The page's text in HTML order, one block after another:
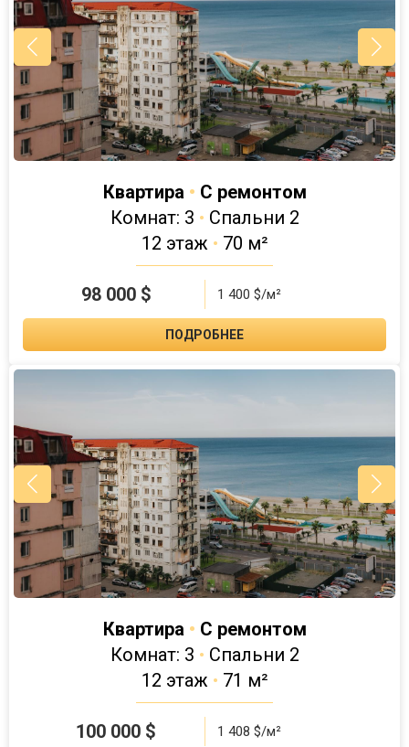
Квартира • С ремонтом
Комнат: 3 • Спальни 2
12 этаж • 70 м²
98 000$ 1 400 $/м²
ПОДРОБНЕЕ
Квартира • С ремонтом
Комнат: 3 • Спальни 2
12 этаж • 71 м²
100 000 $ 1 408 $/м²